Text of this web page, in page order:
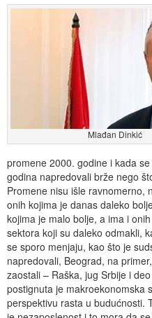
Mlađan Dinkić
promene 2000. godine i kada
godina napredovali brže nego
Promene nisu išle ravnomerno,
onih kojima je danas daleko
kojima je malo bolje, a ima i
sektora koji su daleko odmakli,
se sporo menjaju, kao što je
napredovali, Beograd, na
zaostali – Raška, jug Srbije i
postignuta je makroekonomska
perspektivu rasta u budućnosti.